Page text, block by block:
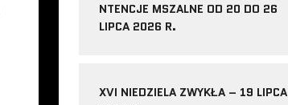
NTENCJE MSZALNE OD 20 DO 26
LIPCA 2026 R.
XVI NIEDZIELA ZWYKŁA – 19 LIPCA